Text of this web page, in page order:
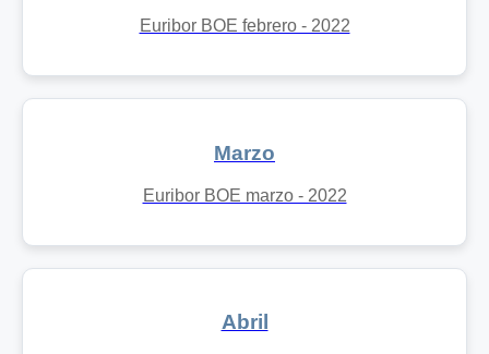
Euribor BOE febrero - 2022
Marzo
Euribor BOE marzo - 2022
Abril